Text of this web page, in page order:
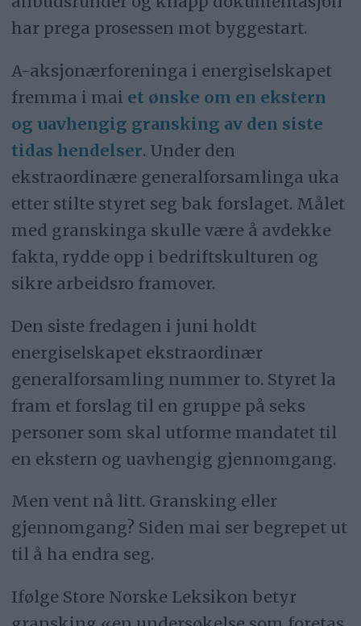
har prega prosessen mot byggestart.
A-aksjonærforeninga i energiselskapet
fremma i mai et ønske om en ekstern
og uavhengig gransking av den siste
tidas hendelser. Under den
ekstraordinære generalforsamlinga uka
etter stilte styret seg bak forslaget. Målet
med granskinga skulle være å avdekke
fakta, rydde opp i bedriftskulturen og
sikre arbeidsro framover.
Den siste fredagen i juni holdt
energiselskapet ekstraordinær
generalforsamling nummer to. Styret la
fram et forslag til en gruppe på seks
personer som skal utforme mandatet til
en ekstern og uavhengig gjennomgang.
Men vent nå litt. Gransking eller
gjennomgang? Siden mai ser begrepet ut
til å ha endra seg.
Ifølge Store Norske Leksikon betyr